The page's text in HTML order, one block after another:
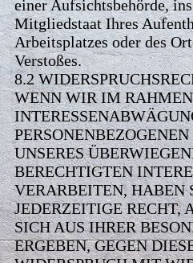
einer Aufsichtsbehörde,
Mitgliedstaat Ihres
Arbeitsplatzes oder des
Verstoßes.
8.2
WENN WIR IM
UNSERES
BERECHTIGTEN
VERARBEITEN, HABEN
JEDERZEITIGE RECHT,
SICH AUS IHRER
ERGEBEN, GEGEN